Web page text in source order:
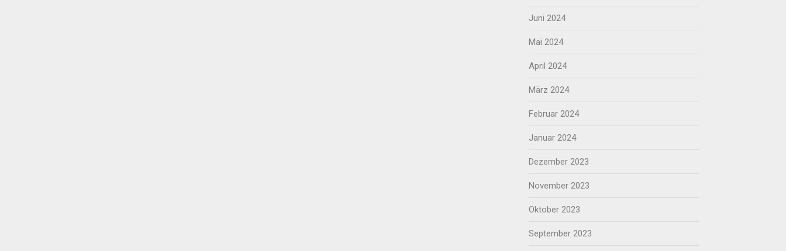
Juni 2024
Mai 2024
April 2024
März 2024
Februar 2024
Januar 2024
Dezember 2023
November 2023
Oktober 2023
September 2023